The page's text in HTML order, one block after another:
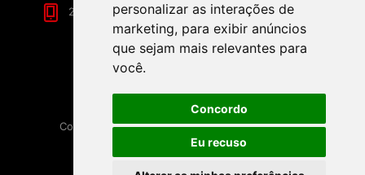
personalizar as interações de
marketing, para exibir anúncios
que sejam mais relevantes para
você.
Concordo
Eu recuso
266 040 688 (Chamada para a Rede Fixa Nacional)
Copyright © 2026 Festamania. Todos os direitos
reservados.
Powered bynopCommerce